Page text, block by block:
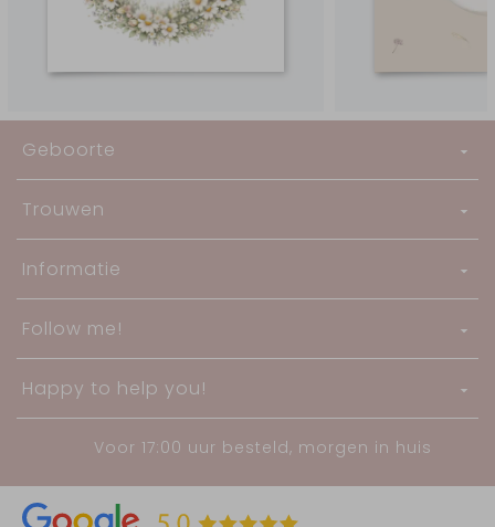
Geboorte
Trouwen
Informatie
Follow me!
Happy to help you!
Voor 17:00 uur besteld, morgen in huis